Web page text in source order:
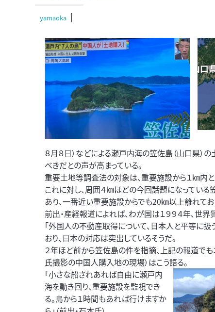
yamaoka
８月８日）などによる瀬戸内海の笠佐島（山口県
べきだとの声が高まっている。
重要土地等調査法の対象は、重要施設から１㎞内と
これに対し、周囲４㎞ほどの今回話題になってい
あり、一番近い重要施設からでも20㎞以上離れて
前出・産経報道によれば、わが国は１９９４年、世界
「外国人の不動産取得について、日本人と平等に扱
おり、日本の対応は突出しているそうだ。
２年ほど前から笠佐島の件を指摘、上記の報道で
氏撮影の中国人購入地の現場）はこう語る。
「小さな船されあれば自由に瀬戸内
海を動き回り、重要施設を監視でき
る。島から１時間もあれば行けますか